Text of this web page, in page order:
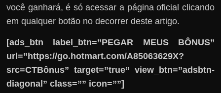
você ganhará, é só acessar a página oficial clicando
em qualquer botão no decorrer deste artigo.
[ads_btn label_btn=”PEGAR MEUS BÔNUS”
url=”https://go.hotmart.com/A85063629X?
src=CTBônus” target=”true” view_btn=”adsbtn-
diagonal” class=”” icon=””]